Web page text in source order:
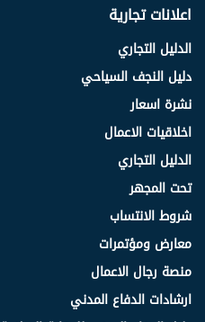
اعلانات تجارية
الدليل التجاري
دليل النجف السياحي
نشرة اسعار
اخلاقيات الاعمال
الدليل التجاري
تحت المجهر
شروط الانتساب
معارض ومؤتمرات
منصة رجال الاعمال
ارشادات الدفاع المدني